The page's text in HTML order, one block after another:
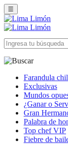
☰
Farandula
Exclusivas
Mundos
¿Ganar o
Gran
Palabra de
Top chef VIP
Fiebre de